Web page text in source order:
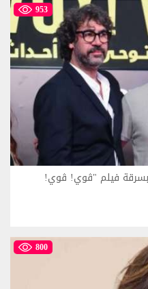
953
بسرقة فيلم "ڤوي! ڤوي!
800